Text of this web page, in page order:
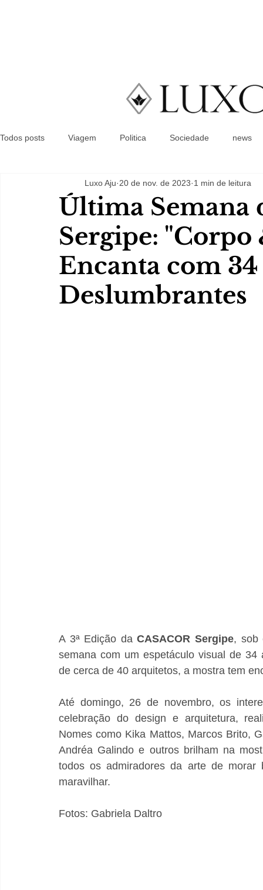
Todos posts Viagem Politica Sociedade news
Última Semana
Sergipe:
Encanta com
Deslumbrantes
Luxo Aju 20 de nov. de 2023 1 min de leitura
A 3ª Edição da CASACOR Sergipe, sob
semana com um espetáculo visual de 34
de cerca de 40 arquitetos, a mostra tem
Até domingo, 26 de novembro, os
celebração do design e arquitetura,
Nomes como Kika Mattos, Marcos Brito,
Andréa Galindo e outros brilham na
todos os admiradores da arte de
maravilhar.
Fotos: Gabriela Daltro